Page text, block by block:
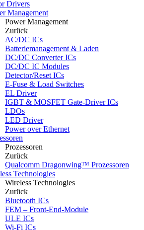
Drivers
Management
Power Management
Zurück
AC/DC ICs
Batteriemanagement & Laden
DC/DC Converter ICs
DC/DC IC Modules
Detector/Reset ICs
E-Fuse & Load Switches
EL Driver
IGBT & MOSFET Gate-Driver ICs
LDOs
LED Driver
Power over Ethernet
Prozessoren
Zurück
Qualcomm Dragonwing™ Prozessoren
Technologies
Wireless Technologies
Zurück
Bluetooth ICs
FEM – Front-End-Module
ULE ICs
Wi-Fi ICs